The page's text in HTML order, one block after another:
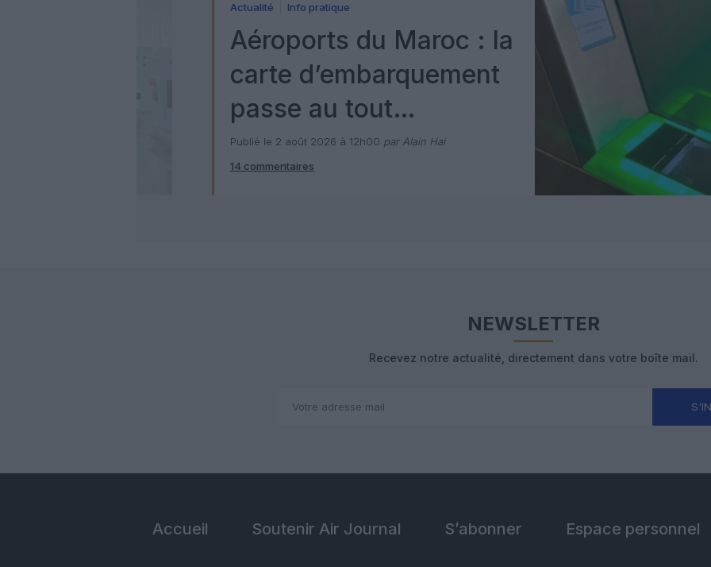
Actualité Info pratique
Aéroports du Maroc : la
carte d’embarquement
passe au tout
numérique avec Pax
Check
Publié le 2 août 2026 à 12h00 par Alain Hai
14 commentaires
NEWSLETTER
Recevez notre actualité, directement dans votre boîte mail.
Accueil Soutenir Air Journal S’abonner Espace personnel